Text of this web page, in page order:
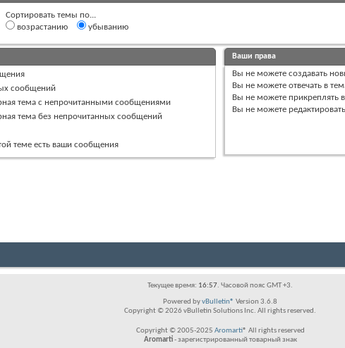
Сортировать темы по...
возрастанию
убыванию
сообщений
тема с непрочитанными сообщениями
тема без непрочитанных сообщений
теме есть ваши сообщения
Ваши права
Вы не можете создавать
Вы не можете отвечать в
Вы не можете прикреплять
Вы не можете
Текущее время: 16:57. Часовой пояс GMT +3.
Powered byvBulletin® Version 3.6.8
Copyright © 2026 vBulletin Solutions Inc. All rights reserved.
Copyright © 2005-2025 Aromarti® All rights reserved
Aromarti- зарегистрированный товарный знак